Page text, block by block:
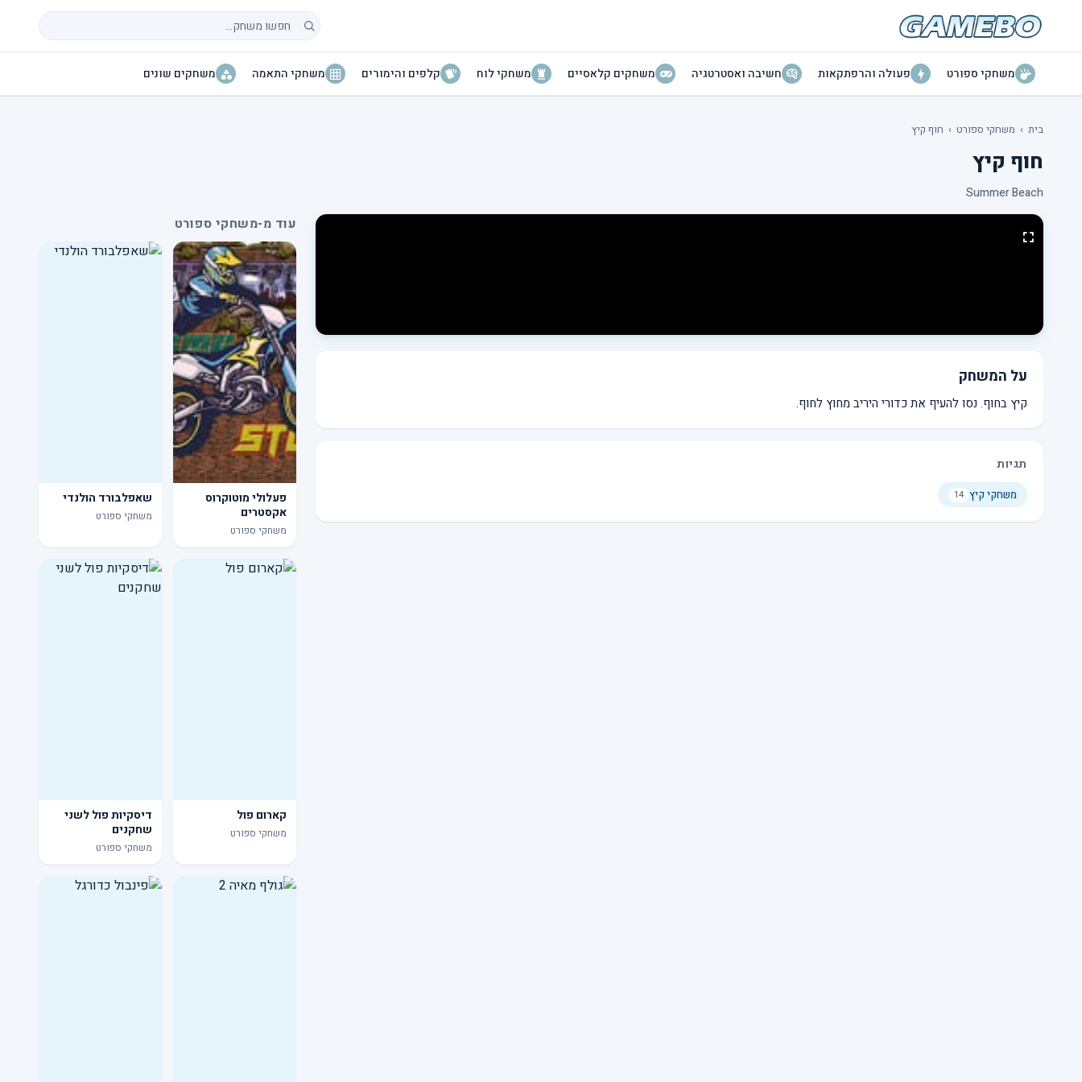
חיפוש משחקים
משחקי ספורט פעולה והרפתקאות חשיבה ואסטרטגיה משחקים קלאסיים משחקי לוח קלפים והימורים משחקי התאמה משחקים שונים
בית › משחקי ספורט › חוף קיץ
חוף קיץ
Summer Beach
על המשחק
קיץ בחוף. נסו להעיף את כדורי היריב מחוץ לחוף.
תגיות
משחקי קיץ 14
עוד מ-משחקי ספורט
פעלולי מוטוקרוס
אקסטרים
משחקי ספורט
שאפלבורד הולנדי
משחקי ספורט
קארום פול
משחקי ספורט
דיסקיות פול לשני
שחקנים
משחקי ספורט